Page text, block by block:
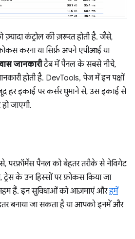
कंट्रोल की ज़रूरत होती है. जैसे,
करना या सिर्फ़ अपने एपीआई या
जानकारीटैब में पैनल के सबसे नीचे,
होती है. DevTools, पेज में इन पक्षों
हर इकाई पर कर्सर घुमाने से, उस इकाई से
जाएगी.
परफ़ॉर्मेंस पैनल को बेहतर तरीके से नेविगेट
ट्रेस के उन हिस्सों पर फ़ोकस किया जा
हैं. इन सुविधाओं को आज़माएं औरहमें
बनाया जा सकता है या आपको इनमें और